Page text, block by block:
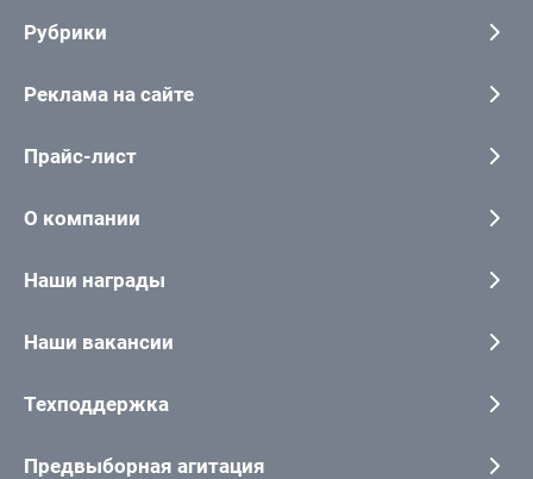
Рубрики
Реклама на сайте
Прайс-лист
О компании
Наши награды
Наши вакансии
Техподдержка
Предвыборная агитация